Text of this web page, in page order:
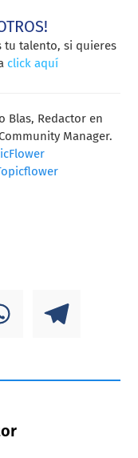
tu talento, si quieres
click aquí
Blas, Redactor en
Manager.